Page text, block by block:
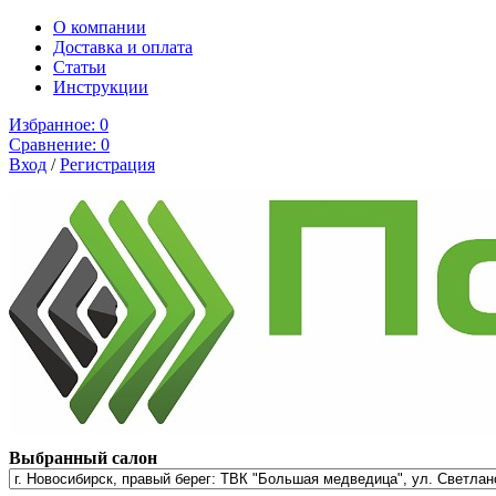
О компании
Доставка и оплата
Cтатьи
Инструкции
Избранное: 0
Сравнение: 0
Вход /Регистрация
Выбранный салон